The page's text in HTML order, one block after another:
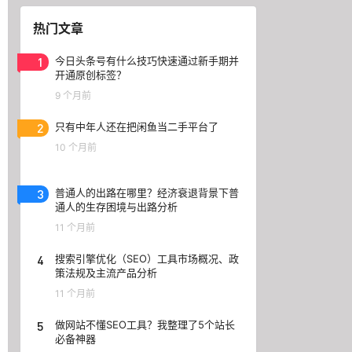
热门文章
1
今日头条号有什么技巧快速通过新手期并
开通原创标签？
9 个月前
2 只有中年人还在把闲鱼当二手平台了
10 个月前
3
普通人的出路在哪里？经济衰退背景下普
通人的生存困境与出路分析
11 个月前
4
搜索引擎优化（SEO）工具市场概况、政
策法规及主流产品分析
11 个月前
5
做网站不懂SEO工具？我整理了5个站长
必备神器